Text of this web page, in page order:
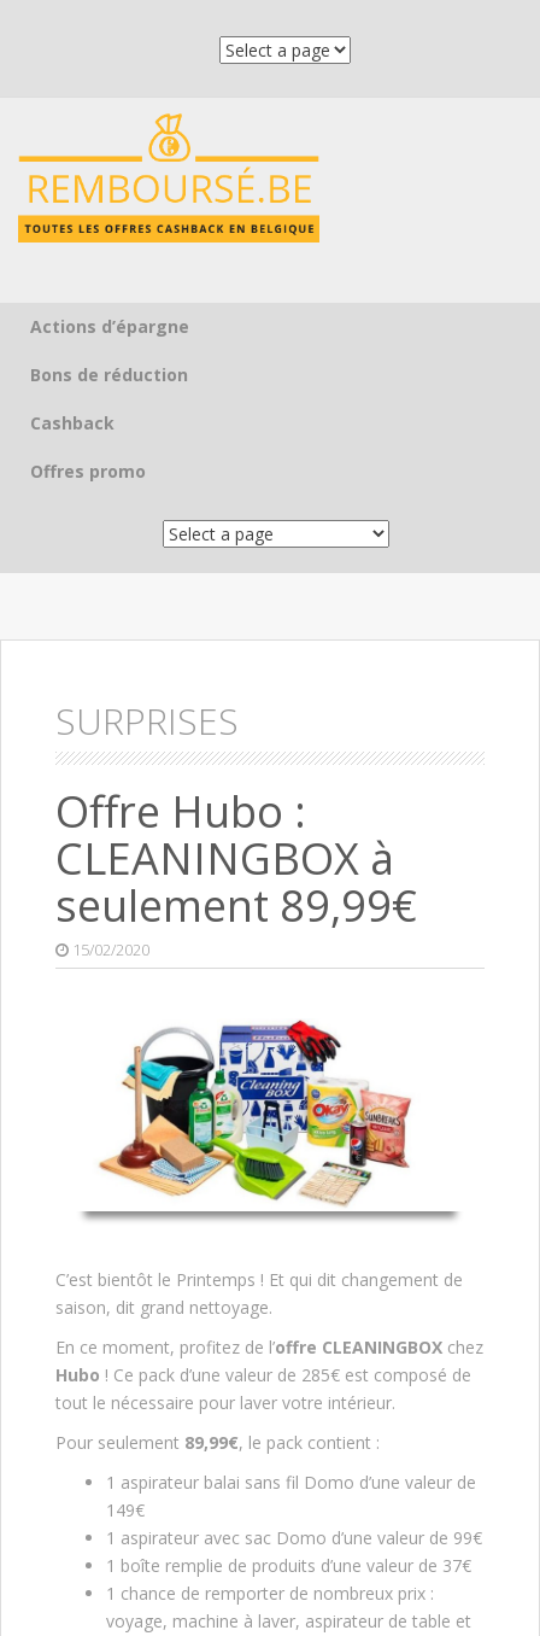
Skip to content
Actions d’épargne
Bons de réduction
Cashback
Offres promo
SURPRISES
Offre Hubo :
CLEANINGBOX à
seulement 89,99€
15/02/2020
C’est bientôt le Printemps ! Et qui dit changement de
saison, dit grand nettoyage.
En ce moment, profitez de l’offre CLEANINGBOX chez
Hubo ! Ce pack d’une valeur de 285€ est composé de
tout le nécessaire pour laver votre intérieur.
Pour seulement 89,99€, le pack contient :
1 aspirateur balai sans fil Domo d’une valeur de
149€
1 aspirateur avec sac Domo d’une valeur de 99€
1 boîte remplie de produits d’une valeur de 37€
1 chance de remporter de nombreux prix :
voyage, machine à laver, aspirateur de table et